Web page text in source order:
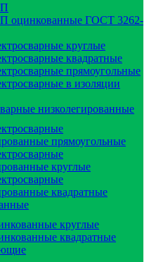
оцинкованные ГОСТ 3262-
круглые
квадратные
прямоугольные
в изоляции
низколегированные
прямоугольные
круглые
квадратные
круглые
квадратные